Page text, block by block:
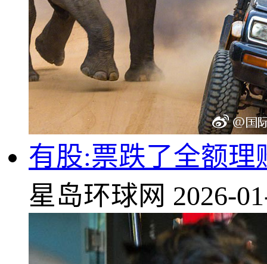
有股:票跌了全额
星岛环球网 2026-